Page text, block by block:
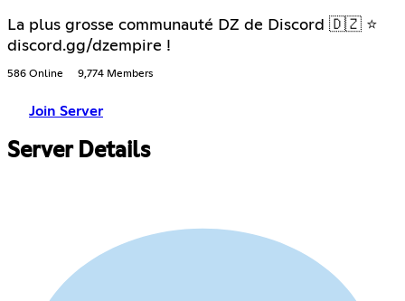
La plus grosse communauté DZ de Discord 🇩🇿 ⭐
discord.gg/dzempire !
586 Online 9,774 Members
Join Server
Server Details